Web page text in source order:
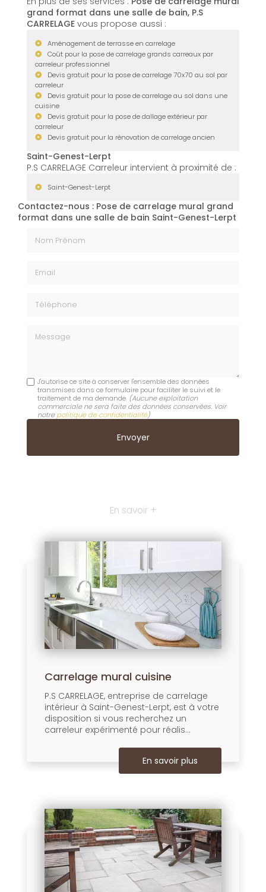
grand format dans une salle de bain, P.S
CARRELAGE vous propose aussi :
Aménagement de terrasse en carrelage
Coût pour la pose de carrelage grands carreaux par
carreleur professionnel
Devis gratuit pour la pose de carrelage 70x70 au sol par
carreleur
Devis gratuit pour la pose de carrelage au sol dans une
cuisine
Devis gratuit pour la pose de dallage extérieur par
carreleur
Devis gratuit pour la rénovation de carrelage ancien
Saint-Genest-Lerpt
P.S CARRELAGE Carreleur intervient à proximité de :
Saint-Genest-Lerpt
Contactez-nous : Pose de carrelage mural grand
format dans une salle de bain Saint-Genest-Lerpt
J'autorise ce site à conserver l'ensemble des données
transmises dans ce formulaire pour faciliter le suivi et le
traitement de ma demande. (Aucune exploitation
commerciale ne sera faite des données conservées. Voir
notrepolitique de confidentialité)
En savoir +
Carrelage mural cuisine
P.S CARRELAGE, entreprise de carrelage
intérieur à Saint-Genest-Lerpt, est à votre
disposition si vous recherchez un
carreleur expérimenté pour réalis...
En savoir plus